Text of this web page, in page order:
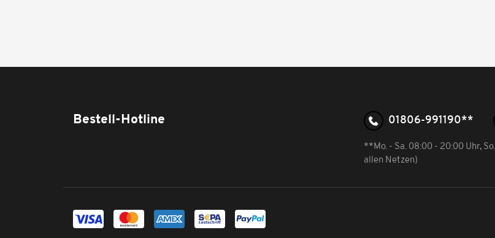
Bestell-Hotline 01806-991190**
**Mo. - Sa. 08:00 - 20:00 Uhr,
allen Netzen)